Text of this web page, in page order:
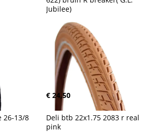
Jubilee)
€ 24,50
26-13/8
Deli btb 22x1.75 2083 r real
pink